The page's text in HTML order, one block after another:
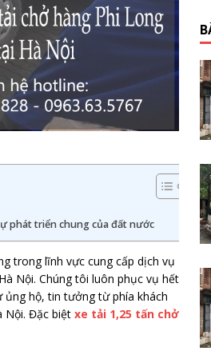
phát triển chung của đất nước
trong lĩnh vực cung cấp dịch vụ
Nội. Chúng tôi luôn phục vụ hết
ủng hộ, tin tưởng từ phía khách
Nội. Đặc biệt xe tải 1,25 tấn chở